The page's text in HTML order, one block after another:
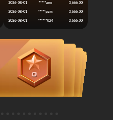
2026-08-01 *****ano 3,666.00
2026-08-01 *****pam 3,666.00
2026-08-01 ******024 3,666.00
>= 30,000.00
3,000.00
ား >= 60,000.00
း >= 6,000.00
ပွိုင့်များ >= 100,000.00
သွင်း >= 10,000.00
ပွိုင့်များ >= 200,000.00
သွင်း >= 20,000.00
ပွိုင့်များ >= 500,000.00
သွင်း >= 50,000.00
ပွိုင့်များ >= 800,000.00
သွင်း >= 80,000.00
များ >= 1,800,000.00
သွင်း >= 180,000.00
များ >= 2,800,000.00
သွင်း >= 280,000.00
VIP10
များ >= 3,800,000.00
သွင်း >= 380,000.00
VIP11
များ >= 5,800,000.00
သွင်း >= 580,000.00
VIP12
များ >= 8,800,000.00
သွင်း >= 880,000.00
VIP13
များ >= 12,800,000.00
သွင်း >= 1,280,000.00
VIP14
များ >= 18,800,000.00
သွင်း >= 1,880,000.00
VIP15
များ >= 28,800,000.00
သွင်း >= 2,880,000.00
VIP16
များ >= 48,800,000.00
သွင်း >= 4,880,000.00
VIP17
များ >= 68,800,000.00
သွင်း >= 6,880,000.00
VIP18
များ >= 98,800,000.00
သွင်း >= 9,880,000.00
VIP19
များ >= 150,000,000.00
သွင်း >= 15,000,000.00
VIP20
များ >= 200,000,000.00
သွင်း >= 20,000,000.00